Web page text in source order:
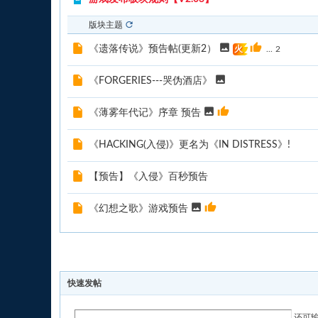
版块主题
《遗落传说》预告帖(更新2） 火 2
《FORGERIES---哭伪酒店》
《薄雾年代记》序章 预告
《HACKING(入侵)》更名为《IN DISTRESS》!
【预告】《入侵》百秒预告
《幻想之歌》游戏预告
快速发帖